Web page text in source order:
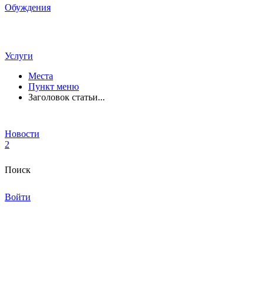
Обуждения
Услуги
Места
Пункт меню
Заголовок статьи...
Новости
2
Поиск
Войти